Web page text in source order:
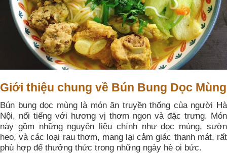
Giới thiệu chung về Bún Bung Dọc Mùng
Bún bung dọc mùng là món ăn truyền thống của người Hà
Nội, nổi tiếng với hương vị thơm ngon và đặc trưng. Món
này gồm những nguyên liệu chính như dọc mùng, sườn
heo, và các loại rau thơm, mang lại cảm giác thanh mát, rất
phù hợp để thưởng thức trong những ngày hè oi bức.